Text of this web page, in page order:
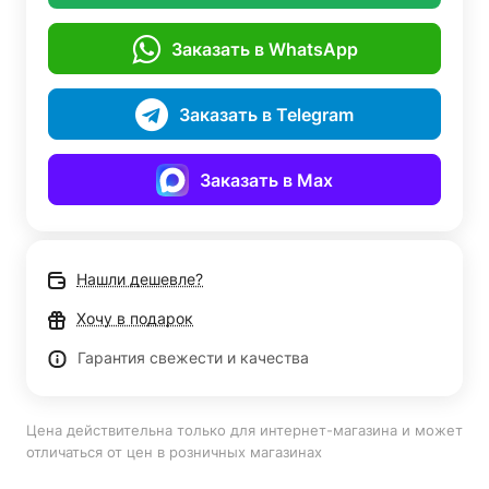
Заказать в WhatsApp
Заказать в Telegram
Заказать в Max
Нашли дешевле?
Хочу в подарок
Гарантия свежести и качества
Цена действительна только для интернет-магазина и может
отличаться от цен в розничных магазинах